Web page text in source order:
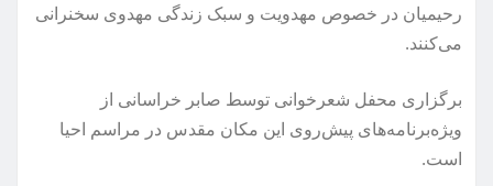
رحیمیان در خصوص مهدویت و سبک زندگی مهدوی سخنرانی
می‌کنند.
برگزاری محفل شعرخوانی توسط صابر خراسانی از
ویژه‌برنامه‌های پیش‌روی این مکان مقدس در مراسم احیا
است.